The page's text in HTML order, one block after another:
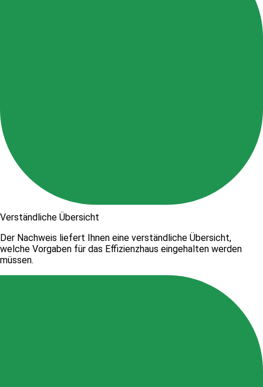
Verständliche Übersicht
Der Nachweis liefert Ihnen eine verständliche Übersicht,
welche Vorgaben für das Effizienzhaus eingehalten werden
müssen.